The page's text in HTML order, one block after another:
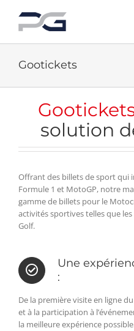
content
Gootickets
solution
Offrant des billets de sport qui
Formule 1 et MotoGP, notre
gamme de billets pour le
activités sportives telles que
Golf.
Une
:
De la première visite en ligne
et à la participation à
la meilleure expérience